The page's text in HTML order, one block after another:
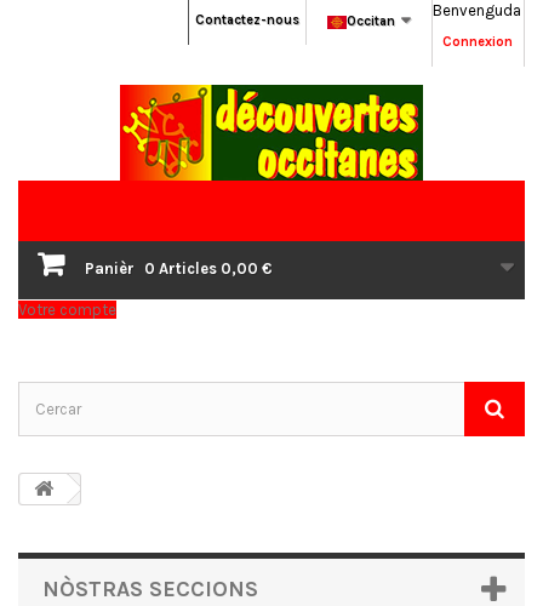
Benvenguda
Connexion
Occitan
Contactez-nous
Panièr 0 Articles 0,00 €
Votre compte
NÒSTRAS SECCIONS